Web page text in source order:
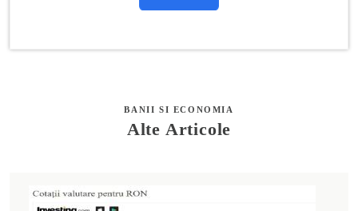
BANII SI ECONOMIA
Alte Articole